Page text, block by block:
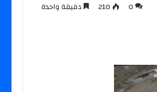
0
210 دقيقة واحدة